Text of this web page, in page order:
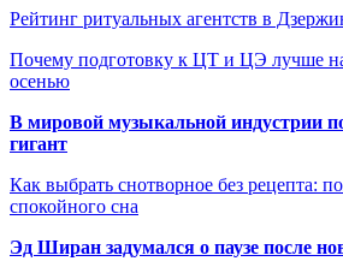
Рейтинг ритуальных агентств в
Почему подготовку к ЦТ и ЦЭ лучше
осенью
В мировой музыкальной индустрии
гигант
Как выбрать снотворное без рецепта:
спокойного сна
Эд Ширан задумался о паузе после